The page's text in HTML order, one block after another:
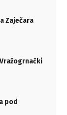
Zaječara
pod